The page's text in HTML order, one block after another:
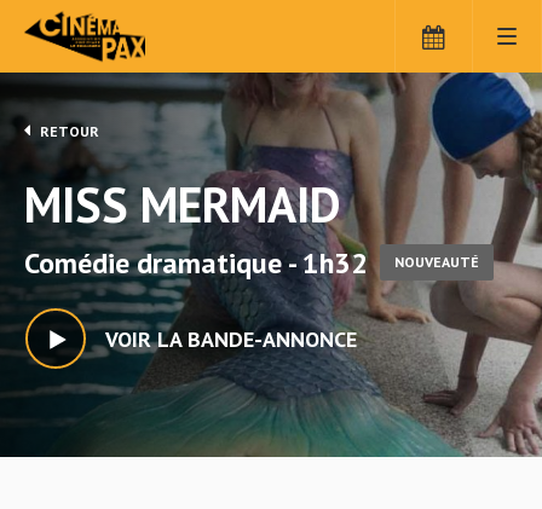
RETOUR
MISS MERMAID
Comédie dramatique - 1h32 NOUVEAUTÉ
VOIR LA BANDE-ANNONCE